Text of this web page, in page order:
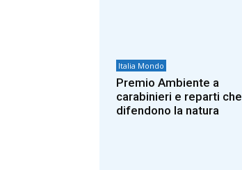
Italia Mondo
Premio Ambiente a
carabinieri e reparti che
difendono la natura